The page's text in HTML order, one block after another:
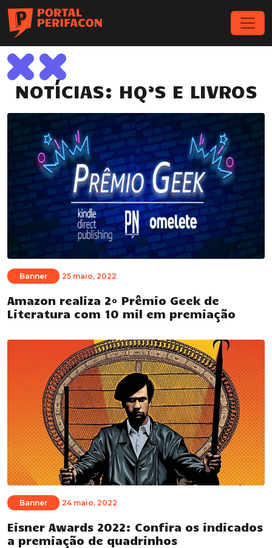
NOTÍCIAS: HQ’S E LIVROS
Banner 25 maio, 2022
Amazon realiza 2º Prêmio Geek de
Literatura com 10 mil em premiação
Banner 24 maio, 2022
Eisner Awards 2022: Confira os indicados
a premiação de quadrinhos